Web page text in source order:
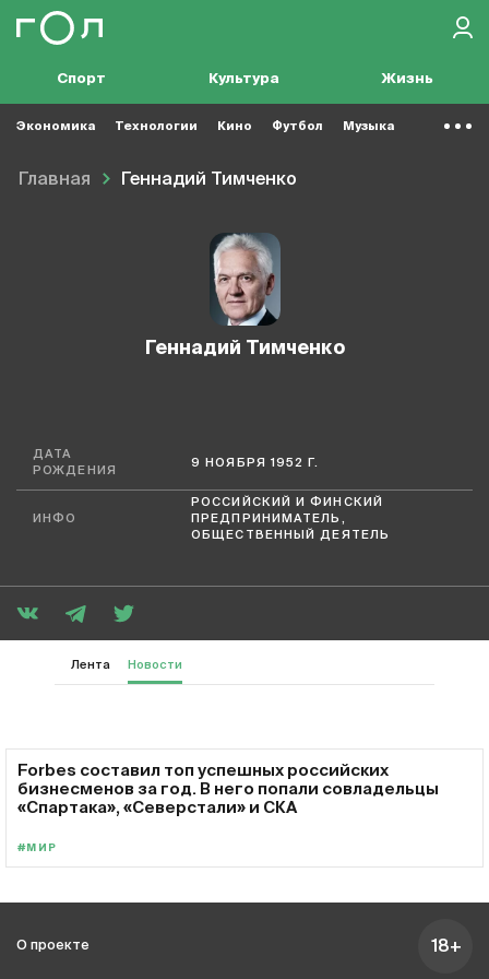
Спорт Культура Жизнь
Экономика Технологии Кино Футбол Музыка
Главная Геннадий Тимченко
Геннадий Тимченко
ДАТА
РОЖДЕНИЯ
9 НОЯБРЯ 1952 Г.
ИНФО
РОССИЙСКИЙ И ФИНСКИЙ
ПРЕДПРИНИМАТЕЛЬ,
ОБЩЕСТВЕННЫЙ ДЕЯТЕЛЬ
Лента Новости
Forbes составил топ успешных российских
бизнесменов за год. В него попали совладельцы
«Спартака», «Северстали» и СКА
#МИР
О проекте 18+